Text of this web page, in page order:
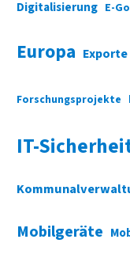
Digitalisierung E-
Europa Exporte
Forschungsprojekte
IT-
Mobilgeräte